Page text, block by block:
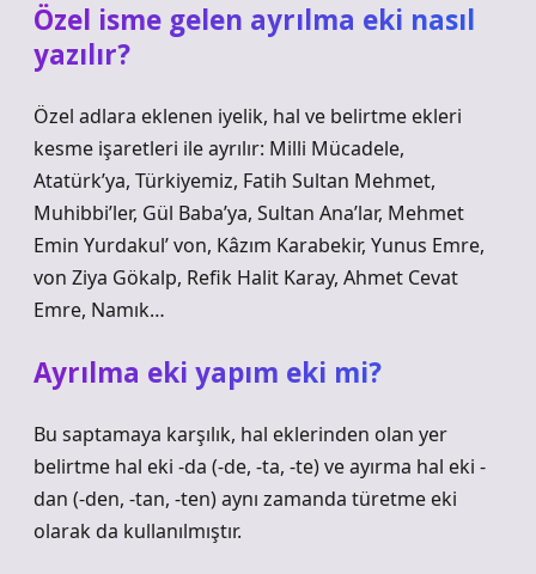
Özel isme gelen ayrılma eki nasıl
yazılır?
Özel adlara eklenen iyelik, hal ve belirtme ekleri
kesme işaretleri ile ayrılır: Milli Mücadele,
Atatürk’ya, Türkiyemiz, Fatih Sultan Mehmet,
Muhibbi’ler, Gül Baba’ya, Sultan Ana’lar, Mehmet
Emin Yurdakul’ von, Kâzım Karabekir, Yunus Emre,
von Ziya Gökalp, Refik Halit Karay, Ahmet Cevat
Emre, Namık…
Ayrılma eki yapım eki mi?
Bu saptamaya karşılık, hal eklerinden olan yer
belirtme hal eki -da (-de, -ta, -te) ve ayırma hal eki -
dan (-den, -tan, -ten) aynı zamanda türetme eki
olarak da kullanılmıştır.